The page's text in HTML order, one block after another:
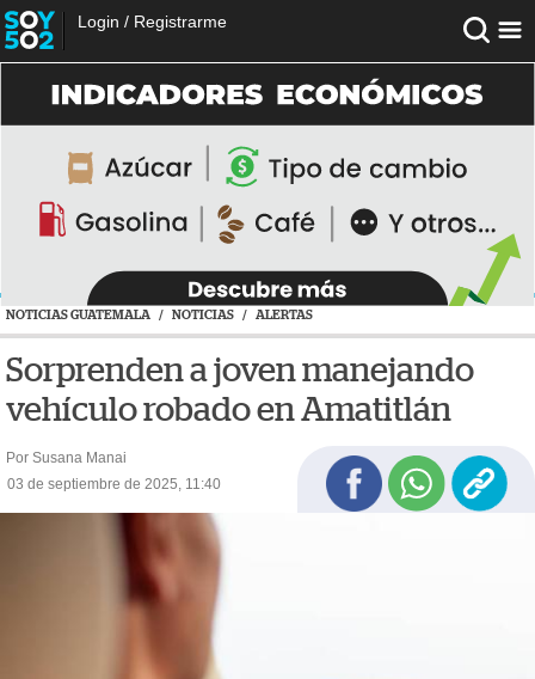
Login / Registrarme
NOTICIAS GUATEMALA / NOTICIAS / ALERTAS
Sorprenden a joven manejando
vehículo robado en Amatitlán
Por Susana Manai
03 de septiembre de 2025, 11:40